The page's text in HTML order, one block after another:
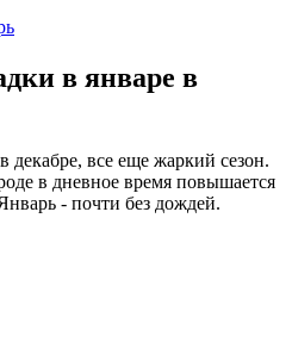
в январе в
декабре, все еще жаркий сезон.
в дневное время повышается
- почти без дождей.